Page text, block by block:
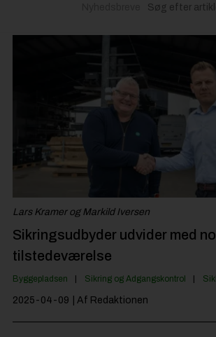
Materialer og løsninger
Byggepladsen
Til Håndværkeren
Lars Kramer og Markild Iversen
Sikringsudbyder udvider med
tilstedeværelse
Byggepladsen Sikring og Adgangskontrol
2025-04-09 | Af Redaktionen